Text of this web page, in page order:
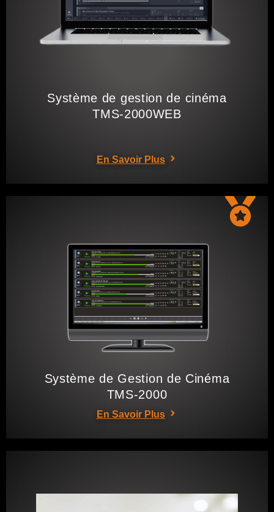
Système de gestion de cinéma
TMS-2000WEB
En Savoir Plus
Système de Gestion de Cinéma
TMS-2000
En Savoir Plus